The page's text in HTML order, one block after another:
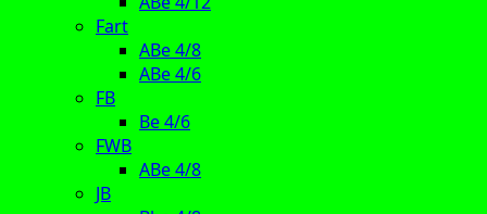
Fart
ABe 4/8
ABe 4/6
FB
Be 4/6
FWB
ABe 4/8
JB